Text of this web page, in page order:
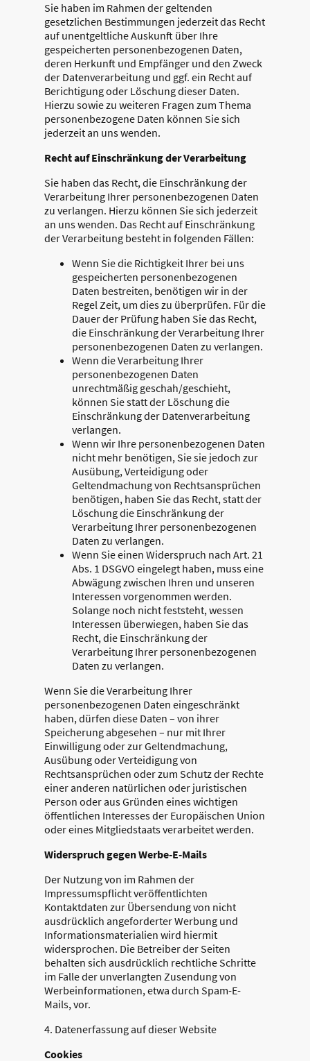
Sie haben im Rahmen der geltenden
gesetzlichen Bestimmungen jederzeit das Recht
auf unentgeltliche Auskunft über Ihre
gespeicherten personenbezogenen Daten,
deren Herkunft und Empfänger und den Zweck
der Datenverarbeitung und ggf. ein Recht auf
Berichtigung oder Löschung dieser Daten.
Hierzu sowie zu weiteren Fragen zum Thema
personenbezogene Daten können Sie sich
jederzeit an uns wenden.
Recht auf Einschränkung der Verarbeitung
Sie haben das Recht, die Einschränkung der
Verarbeitung Ihrer personenbezogenen Daten
zu verlangen. Hierzu können Sie sich jederzeit
an uns wenden. Das Recht auf Einschränkung
der Verarbeitung besteht in folgenden Fällen:
Wenn Sie die Richtigkeit Ihrer bei uns
gespeicherten personenbezogenen
Daten bestreiten, benötigen wir in der
Regel Zeit, um dies zu überprüfen. Für die
Dauer der Prüfung haben Sie das Recht,
die Einschränkung der Verarbeitung Ihrer
personenbezogenen Daten zu verlangen.
Wenn die Verarbeitung Ihrer
personenbezogenen Daten
unrechtmäßig geschah/geschieht,
können Sie statt der Löschung die
Einschränkung der Datenverarbeitung
verlangen.
Wenn wir Ihre personenbezogenen Daten
nicht mehr benötigen, Sie sie jedoch zur
Ausübung, Verteidigung oder
Geltendmachung von Rechtsansprüchen
benötigen, haben Sie das Recht, statt der
Löschung die Einschränkung der
Verarbeitung Ihrer personenbezogenen
Daten zu verlangen.
Wenn Sie einen Widerspruch nach Art. 21
Abs. 1 DSGVO eingelegt haben, muss eine
Abwägung zwischen Ihren und unseren
Interessen vorgenommen werden.
Solange noch nicht feststeht, wessen
Interessen überwiegen, haben Sie das
Recht, die Einschränkung der
Verarbeitung Ihrer personenbezogenen
Daten zu verlangen.
Wenn Sie die Verarbeitung Ihrer
personenbezogenen Daten eingeschränkt
haben, dürfen diese Daten – von ihrer
Speicherung abgesehen – nur mit Ihrer
Einwilligung oder zur Geltendmachung,
Ausübung oder Verteidigung von
Rechtsansprüchen oder zum Schutz der Rechte
einer anderen natürlichen oder juristischen
Person oder aus Gründen eines wichtigen
öffentlichen Interesses der Europäischen Union
oder eines Mitgliedstaats verarbeitet werden.
Widerspruch gegen Werbe-E-Mails
Der Nutzung von im Rahmen der
Impressumspflicht veröffentlichten
Kontaktdaten zur Übersendung von nicht
ausdrücklich angeforderter Werbung und
Informationsmaterialien wird hiermit
widersprochen. Die Betreiber der Seiten
behalten sich ausdrücklich rechtliche Schritte
im Falle der unverlangten Zusendung von
Werbeinformationen, etwa durch Spam-E-
Mails, vor.
4. Datenerfassung auf dieser Website
Cookies